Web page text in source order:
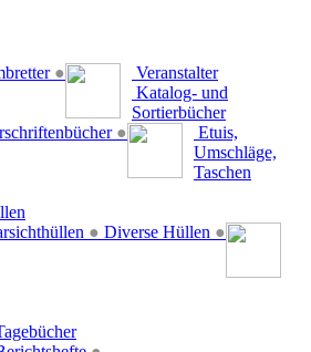
● Veranstalter
Katalog- und
Sortierbücher
●
Etuis,
Umschläge,
Taschen
● Diverse Hüllen ●